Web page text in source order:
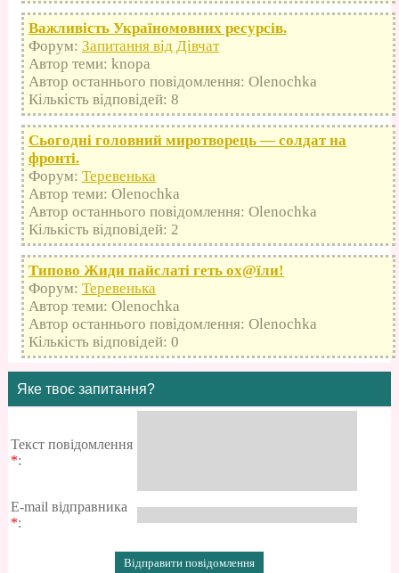
Важливість Україномовних ресурсів.
Форум: Запитання від Дівчат
Автор теми: knopa
Автор останнього повідомлення: Olenochka
Кількість відповідей: 8
Сьогодні головний миротворець — солдат на
фронті.
Форум: Теревенька
Автор теми: Olenochka
Автор останнього повідомлення: Olenochka
Кількість відповідей: 2
Типово Жиди пайслаті геть оx@їли!
Форум: Теревенька
Автор теми: Olenochka
Автор останнього повідомлення: Olenochka
Кількість відповідей: 0
Яке твоє запитання?
Текст повідомлення
*:
E-mail відправника
*: